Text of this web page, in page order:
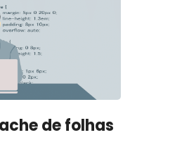
de folhas